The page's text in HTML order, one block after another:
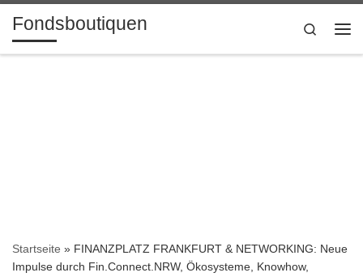
Zum Inhalt springen
Fondsboutiquen
Search
Startseite » FINANZPLATZ FRANKFURT & NETWORKING: Neue
Impulse durch Fin.Connect.NRW, Ökosysteme, Knowhow,